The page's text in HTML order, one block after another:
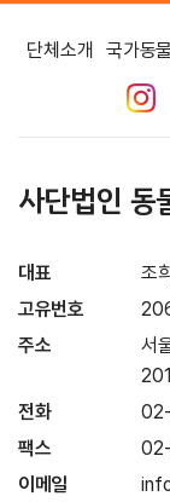
단체소개 국가동
사단법인 동
대표
조
고유번호
주소
서
전화
팩스
이메일